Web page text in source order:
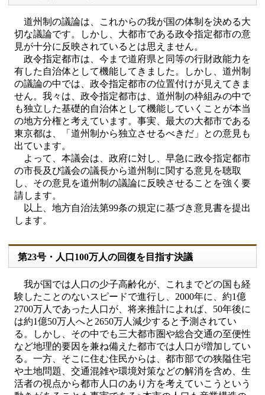
道州制の議論は、これからの我が国の体制を決める大
切な議論です。しかし、大都市である政令指定都市の意
見が十分に反映されているとは思えません。
政令指定都市は、今まで道府県と同等の行財政能力を
有した自治体として機能してきました。しかし、道州制
の議論の中では、政令指定都市の位置付けが見えてきま
せん。我々は、政令指定都市は、道州制の枠組みの中で
も独立した基礎的自治体として機能していくことが本当
の地方分権と考えています。事実、最大の大都市である
東京都は、「道州制から独立させるべきだ」との意見も
出ています。
よって、本議会は、政府に対し、早急に政令指定都市
の市長及び議会の議長から道州制に関する意見を聴取
し、その意見を道州制の議論に反映させることを強く要
請します。
以上、地方自治法第99条の規定に基づき意見書を提出
します。
第23号・人口100万人の回復を目指す決議
我が国では人口の少子高齢化が、これまでどの国も経
験したことのないスピードで進行し、2000年に、約1億
2700万人であった人口が、将来推計によれば、50年後に
は約1億50万人へと2650万人減少すると予測されてい
る。しかし、その中でも三大都市圏や総合交通の至便性
など地理的要因を兼ね備えた都市では人口が増加してい
る。一方、そこに住む住民からは、都市部での狭隘住宅
や土地問題、交通混雑や環境対策などの解消を含め、生
活者の視点から都市人口のあり方を考えていこうという